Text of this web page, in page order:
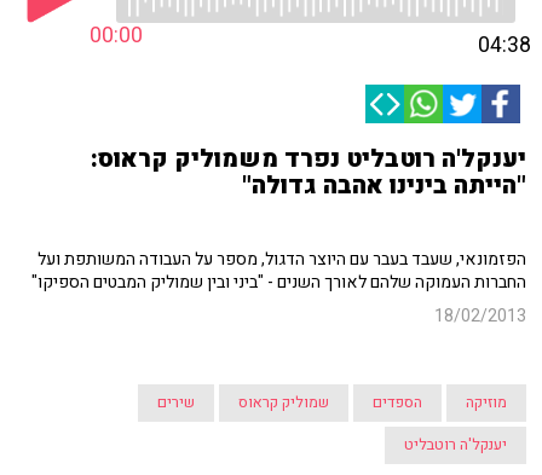
00:00 04:38
יענקל'ה רוטבליט נפרד משמוליק קראוס:
"הייתה בינינו אהבה גדולה"
הפזמונאי, שעבד בעבר עם היוצר הדגול, מספר על העבודה המשותפת ועל
החברות העמוקה שלהם לאורך השנים - "ביני ובין שמוליק המבטים הספיקו"
18/02/2013
מוזיקה הספדים שמוליק קראוס
שירים
יענקל'ה רוטבליט